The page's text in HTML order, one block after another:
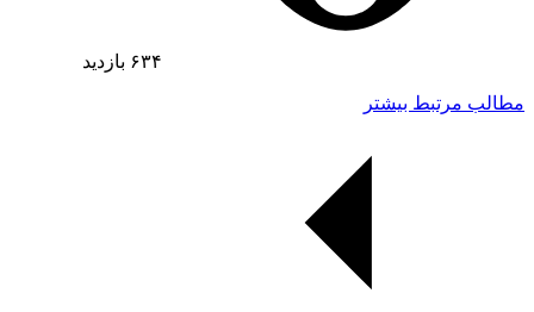
۶۳۴ بازدید
مطالب مرتبط بیشتر